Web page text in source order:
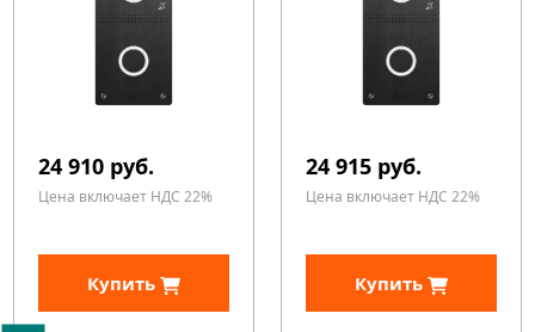
24 910 руб.
Цена включает НДС 22%
Купить
24 915 руб.
Цена включает НДС 22%
Купить